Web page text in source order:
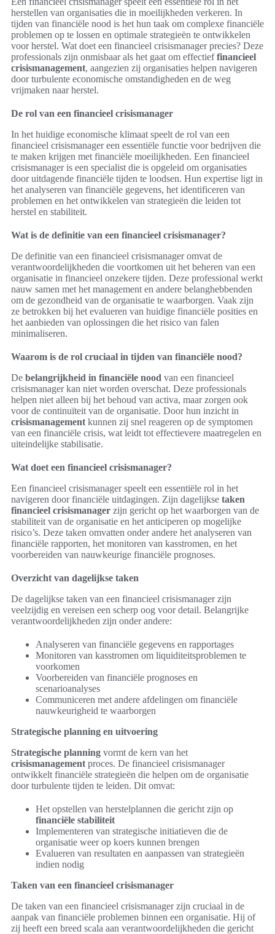
herstellen van organisaties die in moeilijkheden verkeren. In
tijden van financiële nood is het hun taak om complexe financiële
problemen op te lossen en optimale strategieën te ontwikkelen
voor herstel. Wat doet een financieel crisismanager precies? Deze
professionals zijn onmisbaar als het gaat om effectieffinancieel
crisismanagement, aangezien zij organisaties helpen navigeren
door turbulente economische omstandigheden en de weg
vrijmaken naar herstel.
De rol van een financieel crisismanager
In het huidige economische klimaat speelt de rol van een
financieel crisismanager een essentiële functie voor bedrijven die
te maken krijgen met financiële moeilijkheden. Een financieel
crisismanager is een specialist die is opgeleid om organisaties
door uitdagende financiële tijden te loodsen. Hun expertise ligt in
het analyseren van financiële gegevens, het identificeren van
problemen en het ontwikkelen van strategieën die leiden tot
herstel en stabiliteit.
Wat is de definitie van een financieel crisismanager?
De definitie van een financieel crisismanager omvat de
verantwoordelijkheden die voortkomen uit het beheren van een
organisatie in financieel onzekere tijden. Deze professional werkt
nauw samen met het management en andere belanghebbenden
om de gezondheid van de organisatie te waarborgen. Vaak zijn
ze betrokken bij het evalueren van huidige financiële posities en
het aanbieden van oplossingen die het risico van falen
minimaliseren.
Waarom is de rol cruciaal in tijden van financiële nood?
De belangrijkheid in financiële nood van een financieel
crisismanager kan niet worden overschat. Deze professionals
helpen niet alleen bij het behoud van activa, maar zorgen ook
voor de continuïteit van de organisatie. Door hun inzicht in
crisismanagement kunnen zij snel reageren op de symptomen
van een financiële crisis, wat leidt tot effectievere maatregelen en
uiteindelijke stabilisatie.
Wat doet een financieel crisismanager?
Een financieel crisismanager speelt een essentiële rol in het
navigeren door financiële uitdagingen. Zijn dagelijkse taken
financieel crisismanager zijn gericht op het waarborgen van de
stabiliteit van de organisatie en het anticiperen op mogelijke
risico’s. Deze taken omvatten onder andere het analyseren van
financiële rapporten, het monitoren van kasstromen, en het
voorbereiden van nauwkeurige financiële prognoses.
Overzicht van dagelijkse taken
De dagelijkse taken van een financieel crisismanager zijn
veelzijdig en vereisen een scherp oog voor detail. Belangrijke
verantwoordelijkheden zijn onder andere:
Analyseren van financiële gegevens en rapportages
Monitoren van kasstromen om liquiditeitsproblemen te
voorkomen
Voorbereiden van financiële prognoses en
scenarioanalyses
Communiceren met andere afdelingen om financiële
nauwkeurigheid te waarborgen
Strategische planning en uitvoering
Strategische planning vormt de kern van het
crisismanagement proces. De financieel crisismanager
ontwikkelt financiële strategieën die helpen om de organisatie
door turbulente tijden te leiden. Dit omvat:
Het opstellen van herstelplannen die gericht zijn op
financiële stabiliteit
Implementeren van strategische initiatieven die de
organisatie weer op koers kunnen brengen
Evalueren van resultaten en aanpassen van strategieën
indien nodig
Taken van een financieel crisismanager
De taken van een financieel crisismanager zijn cruciaal in de
aanpak van financiële problemen binnen een organisatie. Hij of
zij heeft een breed scala aan verantwoordelijkheden die gericht